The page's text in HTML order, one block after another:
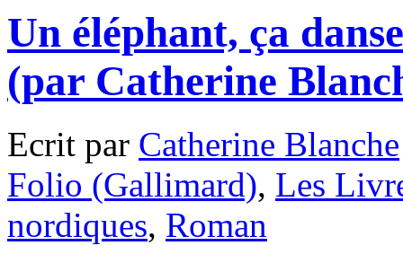
Un éléphant, ça
(par Catherine
Ecrit par Catherine Blanche
Folio (Gallimard), Les
nordiques, Roman